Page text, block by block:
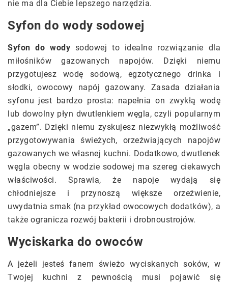
nie ma dla Ciebie lepszego narzędzia.
Syfon do wody sodowej
Syfon do wody sodowej to idealne rozwiązanie dla
miłośników gazowanych napojów. Dzięki niemu
przygotujesz wodę sodową, egzotycznego drinka i
słodki, owocowy napój gazowany. Zasada działania
syfonu jest bardzo prosta: napełnia on zwykłą wodę
lub dowolny płyn dwutlenkiem węgla, czyli popularnym
„gazem”. Dzięki niemu zyskujesz niezwykłą możliwość
przygotowywania świeżych, orzeźwiających napojów
gazowanych we własnej kuchni. Dodatkowo, dwutlenek
węgla obecny w wodzie sodowej ma szereg ciekawych
właściwości. Sprawia, że napoje wydają się
chłodniejsze i przynoszą większe orzeźwienie,
uwydatnia smak (na przykład owocowych dodatków), a
także ogranicza rozwój bakterii i drobnoustrojów.
Wyciskarka do owoców
A jeżeli jesteś fanem świeżo wyciskanych soków, w
Twojej kuchni z pewnością musi pojawić się